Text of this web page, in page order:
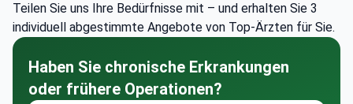
Teilen Sie uns Ihre Bedürfnisse mit – und erhalten Sie 3
individuell abgestimmte Angebote von Top-Ärzten für Sie.
Haben Sie chronische Erkrankungen
oder frühere Operationen?